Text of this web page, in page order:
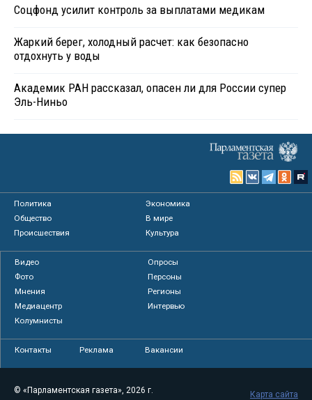
Соцфонд усилит контроль за выплатами медикам
Жаркий берег, холодный расчет: как безопасно
отдохнуть у воды
Академик РАН рассказал, опасен ли для России супер
Эль-Ниньо
Политика
Экономика
Общество
В мире
Происшествия
Культура
Видео
Опросы
Фото
Персоны
Мнения
Регионы
Медиацентр
Интервью
Колумнисты
Контакты Реклама Вакансии
© «Парламентская газета», 2026 г.
Карта сайта